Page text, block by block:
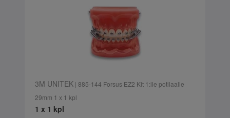
3M UNITEK| 885-144 Forsus EZ2 Kit 1:lle potilaalle
29mm 1 x 1 kpl
1 x 1 kpl